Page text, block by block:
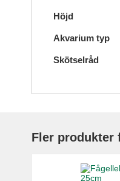
Höjd
Akvarium typ
Skötselråd
Fler produkter